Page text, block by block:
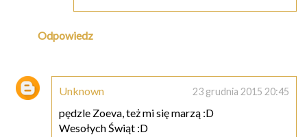
Odpowiedz
Unknown 23 grudnia 2015 20:45
pędzle Zoeva, też mi się marzą :D
Wesołych Świąt :D